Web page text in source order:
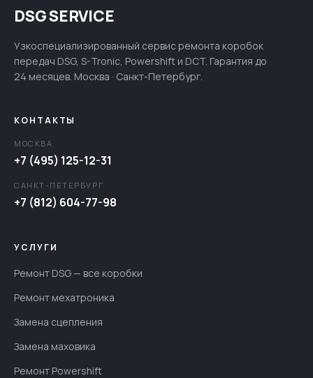
DSG SERVICE
Узкоспециализированный сервис ремонта коробок
передач DSG, S-Tronic, Powershift и DCT. Гарантия до
24 месяцев. Москва · Санкт-Петербург.
КОНТАКТЫ
МОСКВА
+7 (495) 125-12-31
САНКТ-ПЕТЕРБУРГ
+7 (812) 604-77-98
УСЛУГИ
Ремонт DSG — все коробки
Ремонт мехатроника
Замена сцепления
Замена маховика
Ремонт Powershift